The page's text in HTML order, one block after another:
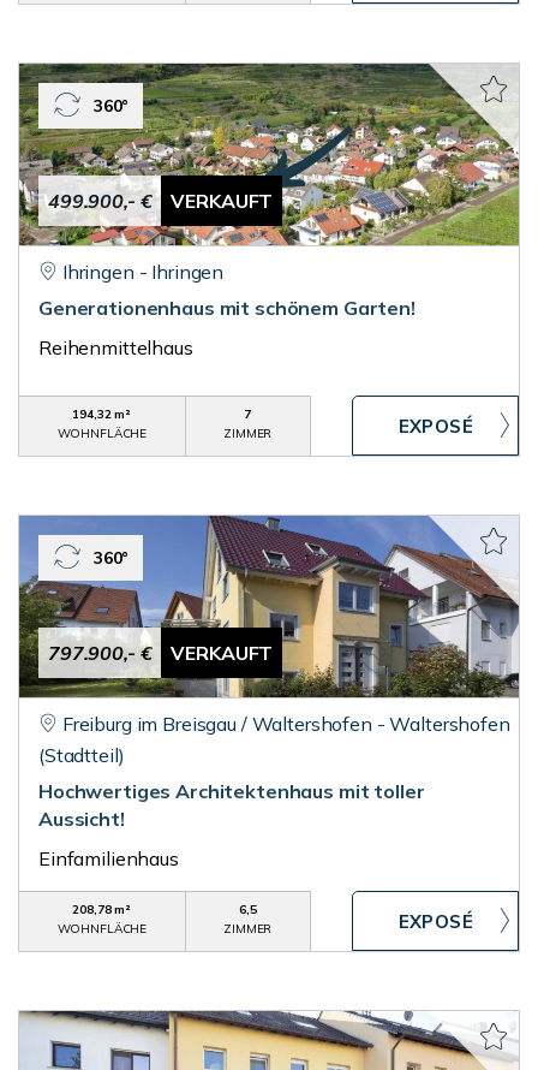
499.900,- € VERKAUFT
360°
Ihringen - Ihringen
Generationenhaus mit schönem Garten!
Reihenmittelhaus
194,32 m²
WOHNFLÄCHE
7
ZIMMER
797.900,- € VERKAUFT
360°
Freiburg im Breisgau / Waltershofen - Waltershofen
(Stadtteil)
Hochwertiges Architektenhaus mit toller
Aussicht!
Einfamilienhaus
208,78 m²
WOHNFLÄCHE
6,5
ZIMMER